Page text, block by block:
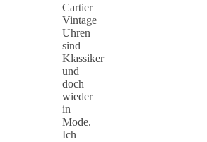
Cartier
Vintage
Uhren
sind
Klassiker
und
doch
wieder
in
Mode.
Ich